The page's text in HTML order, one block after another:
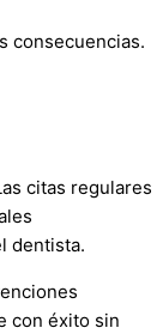
consecuencias.
citas regulares
dentista.
con éxito sin